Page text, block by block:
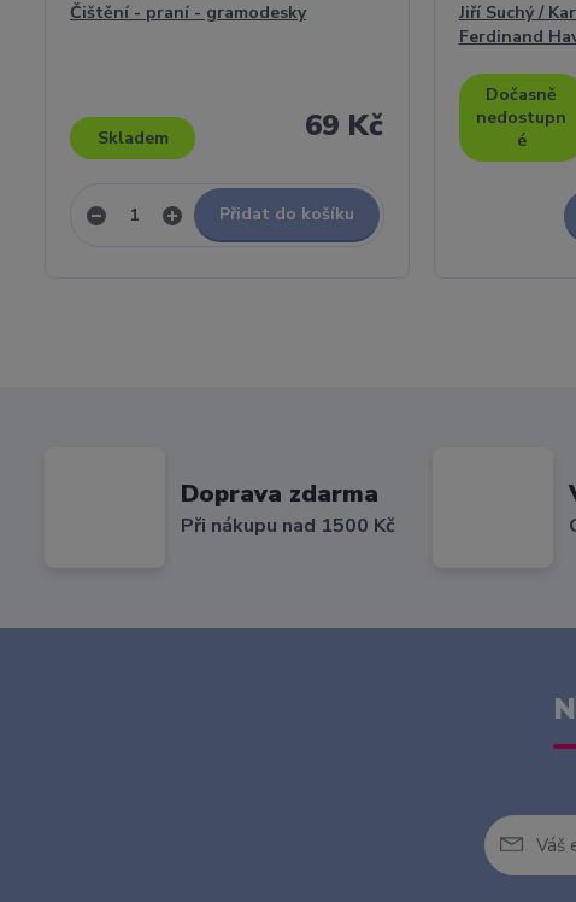
Čištění - praní - gramodesky
69 Kč
Skladem
Přidat do košíku
Jiří Suchý /
Ferdinand
Dočasně
nedostupn
é
Doprava zdarma
Při nákupu nad 1500 Kč